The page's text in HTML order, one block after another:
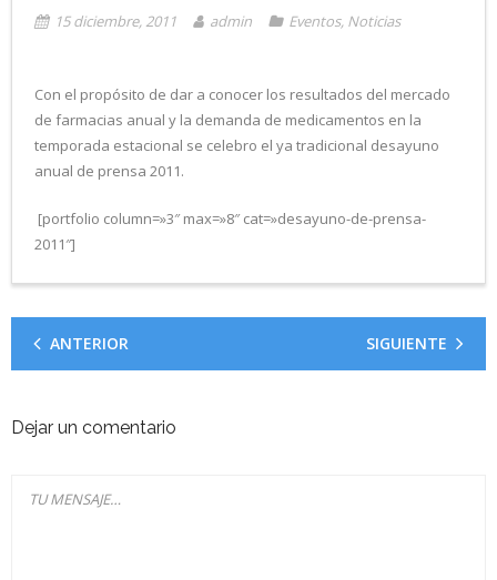
15 diciembre, 2011 admin Eventos, Noticias
Con el propósito de dar a conocer los resultados del mercado
de farmacias anual y la demanda de medicamentos en la
temporada estacional se celebro el ya tradicional desayuno
anual de prensa 2011.
[portfolio column=»3″ max=»8″ cat=»desayuno-de-prensa-
2011″]
ANTERIOR SIGUIENTE
Dejar un comentario